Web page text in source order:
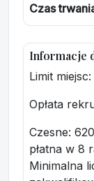
Czas
Informacje
Limit
Opłata
Czesne:
płatna w 8
Minimalna